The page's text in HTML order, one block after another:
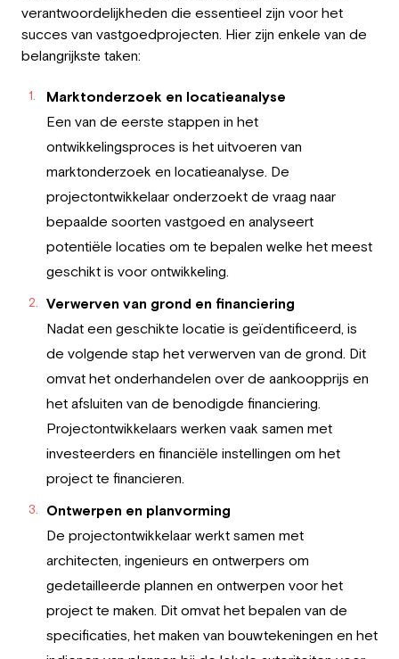
verantwoordelijkheden die essentieel zijn voor het
succes van vastgoedprojecten. Hier zijn enkele van de
belangrijkste taken:
Marktonderzoek en locatieanalyse
Een van de eerste stappen in het
ontwikkelingsproces is het uitvoeren van
marktonderzoek en locatieanalyse. De
projectontwikkelaar onderzoekt de vraag naar
bepaalde soorten vastgoed en analyseert
potentiële locaties om te bepalen welke het meest
geschikt is voor ontwikkeling.
Verwerven van grond en financiering
Nadat een geschikte locatie is geïdentificeerd, is
de volgende stap het verwerven van de grond. Dit
omvat het onderhandelen over de aankoopprijs en
het afsluiten van de benodigde financiering.
Projectontwikkelaars werken vaak samen met
investeerders en financiële instellingen om het
project te financieren.
Ontwerpen en planvorming
De projectontwikkelaar werkt samen met
architecten, ingenieurs en ontwerpers om
gedetailleerde plannen en ontwerpen voor het
project te maken. Dit omvat het bepalen van de
specificaties, het maken van bouwtekeningen en het